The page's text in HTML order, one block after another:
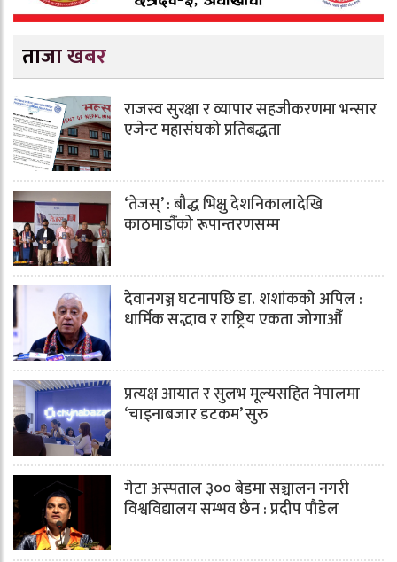
ताजा खबर
राजस्व सुरक्षा र व्यापार सहजीकरणमा भन्सार
एजेन्ट महासंघको प्रतिबद्धता
‘तेजस्’ : बौद्ध भिक्षु देशनिकालादेखि
काठमाडौंको रूपान्तरणसम्म
देवानगञ्ज घटनापछि डा. शशांककाे अपिल :
धार्मिक सद्भाव र राष्ट्रिय एकता जोगाऔँ
प्रत्यक्ष आयात र सुलभ मूल्यसहित नेपालमा
‘चाइनाबजार डटकम’ सुरु
गेटा अस्पताल ३०० बेडमा सञ्चालन नगरी
विश्वविद्यालय सम्भव छैन : प्रदीप पौडेल